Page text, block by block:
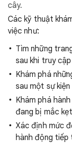
cây.
Các kỹ thuật
việc như:
Tìm những
sau khi truy
Khám phá
sau một sự
Khám phá
đang bị mắc
Xác định mức
hành động tiếp